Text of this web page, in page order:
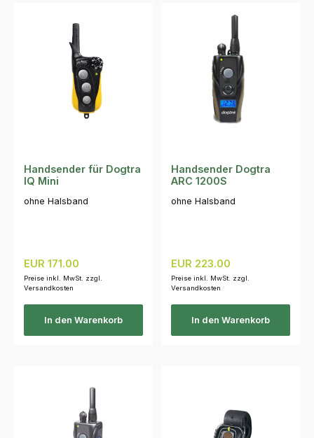
Handsender für Dogtra
IQ Mini
ohne Halsband
Regulärer Preis:
EUR 171.00
Preise inkl. MwSt. zzgl.
Versandkosten
In den Warenkorb
Handsender Dogtra
ARC 1200S
ohne Halsband
Regulärer Preis:
EUR 223.00
Preise inkl. MwSt. zzgl.
Versandkosten
In den Warenkorb